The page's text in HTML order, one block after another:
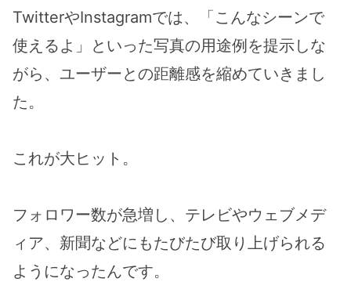
TwitterやInstagramでは、「こんなシーンで
使えるよ」といった写真の用途例を提示しな
がら、ユーザーとの距離感を縮めていきまし
た。
これが大ヒット。
フォロワー数が急増し、テレビやウェブメデ
ィア、新聞などにもたびたび取り上げられる
ようになったんです。